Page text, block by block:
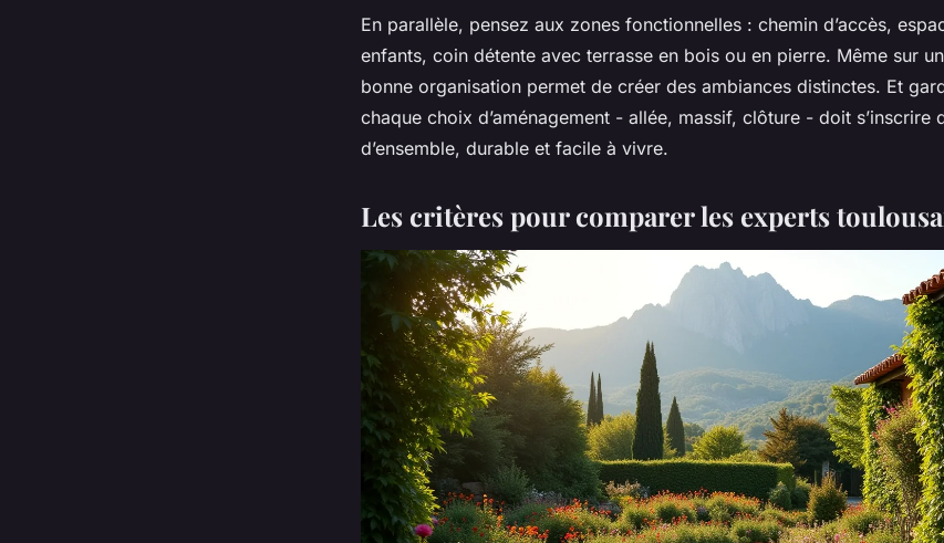
En parallèle, pensez aux zones fonctionnelles : chemin d’accès,
enfants, coin détente avec terrasse en bois ou en pierre. Même sur
bonne organisation permet de créer des ambiances distinctes. Et
chaque choix d’aménagement - allée, massif, clôture - doit s’inscrire
d’ensemble, durable et facile à vivre.
Les critères pour comparer les experts